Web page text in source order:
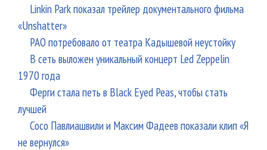
Linkin Park показал трейлер документального фильма
«Unshatter»
РАО потребовало от театра Кадышевой неустойку
В сеть выложен уникальный концерт Led Zeppelin
1970 года
Ферги стала петь в Black Eyed Peas, чтобы стать
лучшей
Сосо Павлиашвили и Максим Фадеев показали клип «Я
не вернулся»